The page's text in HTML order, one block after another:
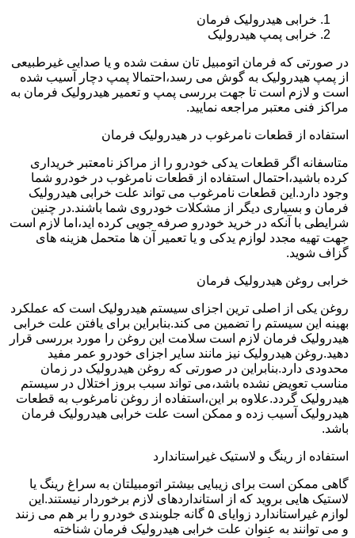
خرابی هیدرولیک فرمان
خرابی پمپ هیدرولیک
در صورتی که فرمان اتومبیل تان سفت شده و یا صدایی غیرطبیعی
از پمپ هیدرولیک به گوش می رسد،احتمالا پمپ دچار آسیب شده
است و لازم است تا جهت بررسی پمپ و تعمیر هیدرولیک فرمان به
مراکز فنی معتبر مراجعه نمایید.
استفاده از قطعات نامرغوب در هیدرولیک فرمان
متاسفانه اگر قطعات یدکی خودرو را از مراکز نامعتبر خریداری
کرده باشید،احتمال استفاده از قطعات نامرغوب در خودرو شما
وجود دارد.این قطعات نامرغوب می تواند علت خرابی هیدرولیک
فرمان و بسیاری دیگر از مشکلات خودروی شما باشند.در چنین
شرایطی با آنکه در خرید خودرو صرفه جویی کرده اید،اما لازم است
جهت تهیه مجدد لوازم یدکی و یا تعمیر آن ها متحمل هزینه های
گزاف شوید.
خرابی روغن هیدرولیک فرمان
روغن یکی از اصلی ترین اجزای سیستم هیدرولیک است که عملکرد
بهینه این سیستم را تضمین می کند.بنابراین برای یافتن علت خرابی
هیدرولیک فرمان لازم است سلامت این روغن را مورد بررسی قرار
دهید.روغن هیدرولیک نیز مانند سایر اجزای خودرو عمر مفید
محدودی دارد.بنابراین در صورتی که روغن هیدرولیک در زمان
مناسب تعویض نشده باشد،می تواند سبب بروز اختلال در سیستم
هیدرولیک گردد.علاوه بر این،استفاده از روغن نامرغوب به قطعات
هیدرولیک آسیب زده و ممکن است علت خرابی هیدرولیک فرمان
باشد.
استفاده از رینگ و لاستیک غیراستاندارد
گاهی ممکن است برای زیبایی بیشتر اتومبیلتان به سراغ رینگ یا
لاستیک هایی بروید که از استانداردهای لازم برخوردار نیستند.این
لوازم غیراستاندارد زوایای ۵ گانه جلوبندی خودرو را بر هم می زنند
و می توانند به عنوان علت خرابی هیدرولیک فرمان شناخته